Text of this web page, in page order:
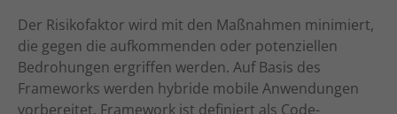
Der Risikofaktor wird mit den Maßnahmen minimiert,
die gegen die aufkommenden oder potenziellen
Bedrohungen ergriffen werden. Auf Basis des
Frameworks werden hybride mobile Anwendungen
vorbereitet. Framework ist definiert als Code-